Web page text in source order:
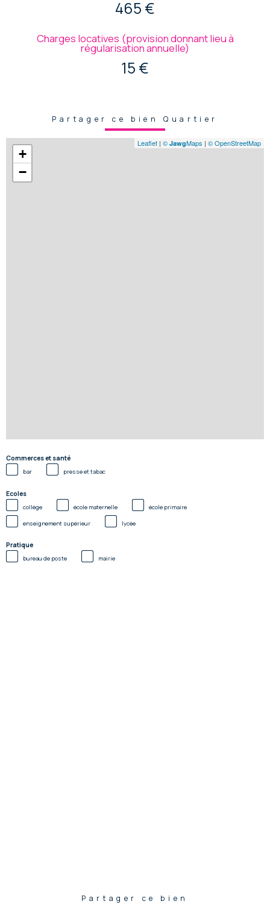
465 €
Charges locatives (provision donnant lieu à
régularisation annuelle)
15 €
Partager ce bien Quartier
+
−
Leaflet | © JawgMaps | © OpenStreetMap
Commerces et santé
bar presse et tabac
Ecoles
collège école maternelle école primaire
enseignement supérieur lycée
Pratique
bureau de poste mairie
Partager ce bien